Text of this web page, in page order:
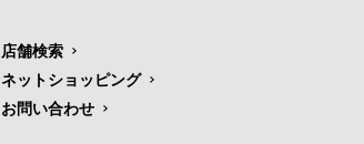
店舗検索
ネットショッピング
お問い合わせ